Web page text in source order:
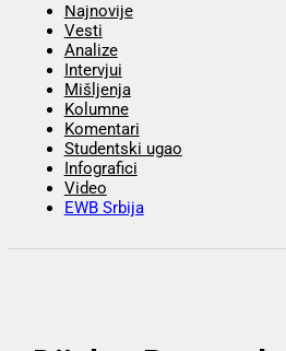
Najnovije
Vesti
Analize
Intervjui
Mišljenja
Kolumne
Komentari
Studentski ugao
Infografici
Video
EWB Srbija